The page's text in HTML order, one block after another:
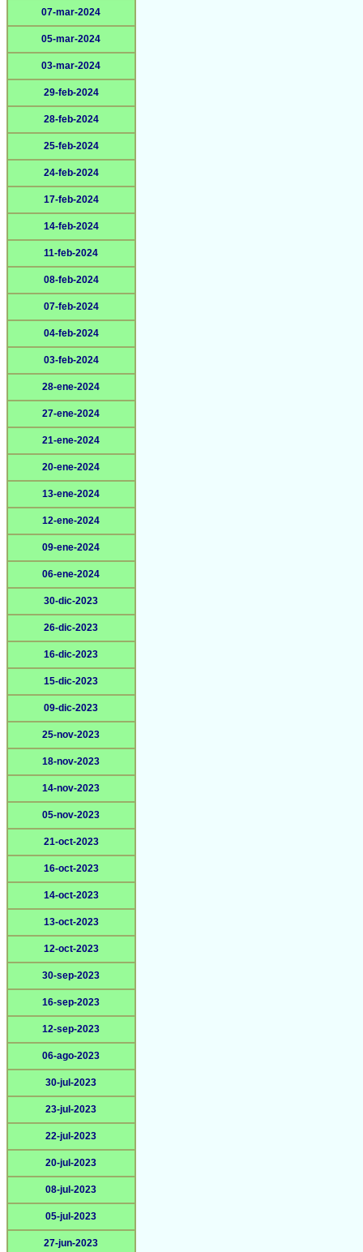
07-mar-2024
05-mar-2024
03-mar-2024
29-feb-2024
28-feb-2024
25-feb-2024
24-feb-2024
17-feb-2024
14-feb-2024
11-feb-2024
08-feb-2024
07-feb-2024
04-feb-2024
03-feb-2024
28-ene-2024
27-ene-2024
21-ene-2024
20-ene-2024
13-ene-2024
12-ene-2024
09-ene-2024
06-ene-2024
30-dic-2023
26-dic-2023
16-dic-2023
15-dic-2023
09-dic-2023
25-nov-2023
18-nov-2023
14-nov-2023
05-nov-2023
21-oct-2023
16-oct-2023
14-oct-2023
13-oct-2023
12-oct-2023
30-sep-2023
16-sep-2023
12-sep-2023
06-ago-2023
30-jul-2023
23-jul-2023
22-jul-2023
20-jul-2023
08-jul-2023
05-jul-2023
27-jun-2023